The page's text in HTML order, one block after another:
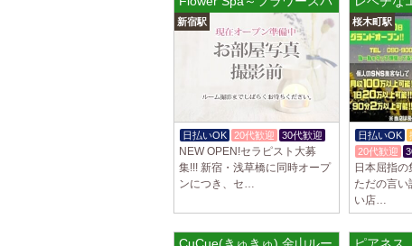
新宿駅
日払いOK 20代歓迎 30代歓迎
NEW OPEN!セラピスト大募
集!!! 新宿・浅草橋に同時オープ
ンにつき、セ…
桜木町駅
日払いOK
20代歓迎
日本屈指の
ただの言い
い店…